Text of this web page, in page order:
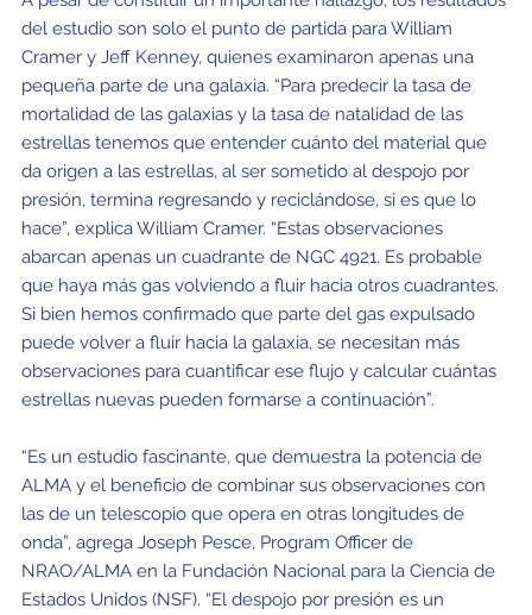
del estudio son solo el punto de partida para William
Cramer y Jeff Kenney, quienes examinaron apenas una
pequeña parte de una galaxia. “Para predecir la tasa de
mortalidad de las galaxias y la tasa de natalidad de las
estrellas tenemos que entender cuánto del material que
da origen a las estrellas, al ser sometido al despojo por
presión, termina regresando y reciclándose, si es que lo
hace”, explica William Cramer. “Estas observaciones
abarcan apenas un cuadrante de NGC 4921. Es probable
que haya más gas volviendo a fluir hacia otros cuadrantes.
Si bien hemos confirmado que parte del gas expulsado
puede volver a fluir hacia la galaxia, se necesitan más
observaciones para cuantificar ese flujo y calcular cuántas
estrellas nuevas pueden formarse a continuación”.
“Es un estudio fascinante, que demuestra la potencia de
ALMA y el beneficio de combinar sus observaciones con
las de un telescopio que opera en otras longitudes de
onda”, agrega Joseph Pesce, Program Officer de
NRAO/ALMA en la Fundación Nacional para la Ciencia de
Estados Unidos (NSF). “El despojo por presión es un